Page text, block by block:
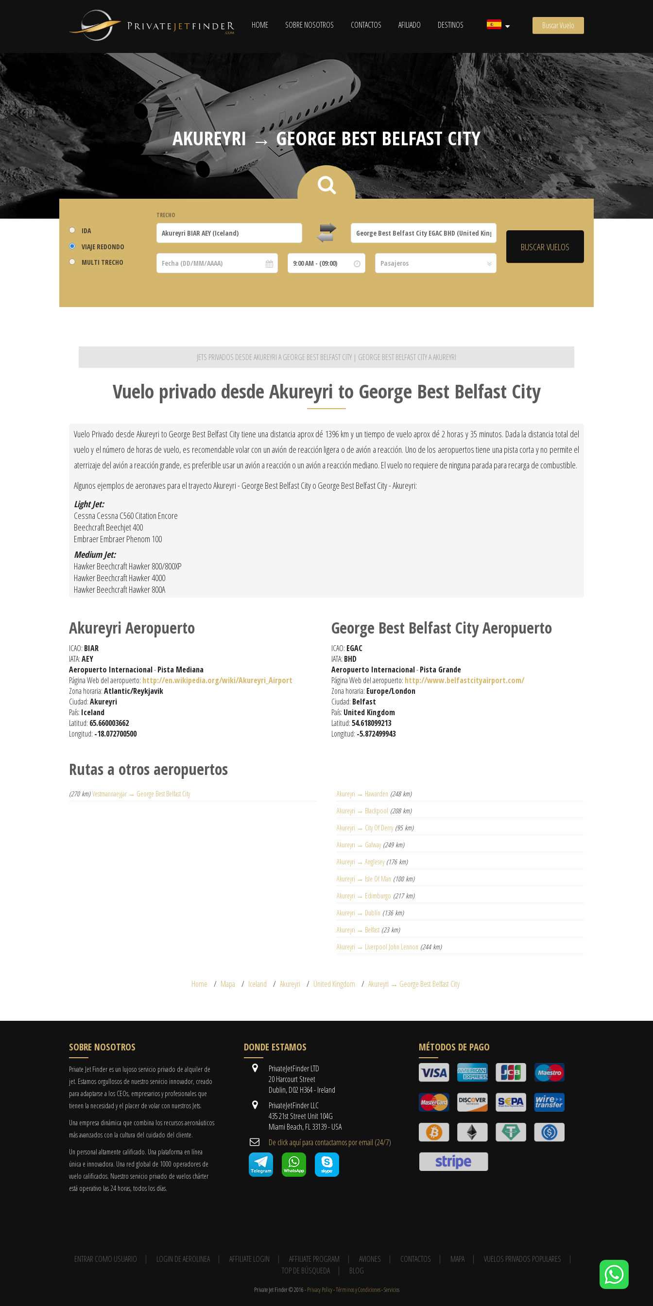
HOME SOBRE NOSOTROS CONTACTOS AFILIADO DESTINOS Buscar Vuelo
AKUREYRI → GEORGE BEST BELFAST CITY
IDA
VIAJE REDONDO
MULTI TRECHO
TRECHO
JETS PRIVADOS DESDE AKUREYRI A GEORGE BEST BELFAST CITY | GEORGE BEST BELFAST CITY A AKUREYRI
Vuelo privado desde Akureyri to George Best Belfast City
Vuelo Privado desde Akureyri to George Best Belfast City tiene una distancia aprox dé 1396 km y un tiempo de vuelo aprox dé 2 horas y 35 minutos. Dada la distancia total del
vuelo y el número de horas de vuelo, es recomendable volar con un avión de reacción ligera o de avión a reacción. Uno de los aeropuertos tiene una pista corta y no permite el
aterrizaje del avión a reacción grande, es preferible usar un avión a reacción o un avión a reacción mediano. El vuelo no requiere de ninguna parada para recarga de combustible.
Algunos ejemplos de aeronaves para el trayecto Akureyri - George Best Belfast City o George Best Belfast City - Akureyri:
Light Jet:
Cessna Cessna C560 Citation Encore
Beechcraft Beechjet 400
Embraer Embraer Phenom 100
Medium Jet:
Hawker Beechcraft Hawker 800/800XP
Hawker Beechcraft Hawker 4000
Hawker Beechcraft Hawker 800A
Akureyri Aeropuerto
ICAO: BIAR
IATA:AEY
Aeropuerto Internacional-Pista Mediana
Página Web del aeropuerto: http://en.wikipedia.org/wiki/Akureyri_Airport
Zona horaria:Atlantic/Reykjavik
Ciudad:Akureyri
País: Iceland
Latitud: 65.660003662
Longitud: -18.072700500
George Best Belfast City Aeropuerto
ICAO: EGAC
IATA: BHD
Aeropuerto Internacional-Pista Grande
Página Web del aeropuerto: http://www.belfastcityairport.com/
Zona horaria: Europe/London
Ciudad: Belfast
País: United Kingdom
Latitud:54.618099213
Longitud: -5.872499943
Rutas a otros aeropuertos
(270 km) Vestmannaeyjar → George Best Belfast City Akureyri → Hawarden (248 km)
Akureyri → Blackpool (208 km)
Akureyri → City Of Derry (95 km)
Akureyri → Galway (249 km)
Akureyri → Anglesey (176 km)
Akureyri → Isle Of Man (100 km)
Akureyri → Edimburgo (217 km)
Akureyri → Dublín (136 km)
Akureyri → Belfast (23 km)
Akureyri → Liverpool John Lennon (244 km)
Home Mapa Iceland Akureyri United Kingdom Akureyri → George Best Belfast City
SOBRE NOSOTROS
Private Jet Finder es un lujoso servicio privado de alquiler de
jet. Estamos orgullosos de nuestro servicio innovador, creado
para adaptarse a los CEOs, empresarios y profesionales que
tienen la necesidad y el placer de volar con nuestros Jets.
Una empresa dinámica que combina los recursos aeronáuticos
más avanzados con la cultura del cuidado del cliente.
Un personal altamente calificado. Una plataforma en línea
única e innovadora. Una red global de 1000 operadores de
vuelo calificados. Nuestro servicio privado de vuelos chárter
está operativo las 24 horas, todos los días.
DONDE ESTAMOS
PrivateJetFinder LTD
20 Harcourt Street
Dublin, D02 H364 - Ireland
PrivateJetFinder LLC
435 21st Street Unit 104G
Miami Beach, FL 33139 - USA
De click aquí para contactarnos por email ​(24/7)
MÉTODOS DE PAGO
ENTRAR COMO USUARIO LOGIN DE AEROLINEA AFFILIATE LOGIN AFFILIATE PROGRAM AVIONES CONTACTOS MAPA
VUELOS PRIVADOS POPULARES
TOP DE BÚSQUEDA
BLOG
Private Jet Finder © 2016 -Privacy Policy-Términos y Condiciones-Servicios